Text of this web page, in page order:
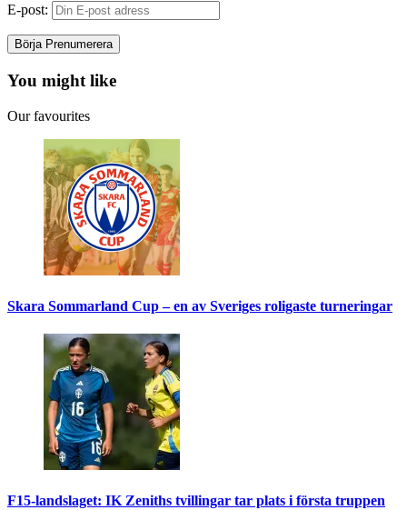
E-post:
You might like
Our favourites
Skara Sommarland Cup – en av Sveriges roligaste turneringar
F15-landslaget: IK Zeniths tvillingar tar plats i första truppen